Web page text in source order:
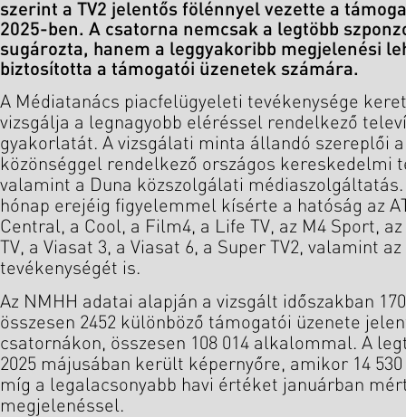
szerint a TV2 jelentős fölénnyel vezette a
2025-ben. A csatorna nemcsak a legtöbb
sugározta, hanem a leggyakoribb megjelenési
biztosította a támogatói üzenetek számára.
A Médiatanács piacfelügyeleti tevékenysége
vizsgálja a legnagyobb eléréssel rendelkező
gyakorlatát. A vizsgálati minta állandó szereplői
közönséggel rendelkező országos kereskedelmi
valamint a Duna közszolgálati
hónap erejéig figyelemmel kísérte a hatóság az
Central, a Cool, a Film4, a Life TV, az M4 Sport,
TV, a Viasat 3, a Viasat 6, a Super TV2, valamint
tevékenységét is.
Az NMHH adatai alapján a vizsgált időszakban
összesen 2452 különböző támogatói üzenete
csatornákon, összesen 108 014 alkalommal. A
2025 májusában került képernyőre, amikor 14
míg a legalacsonyabb havi értéket januárban
megjelenéssel.